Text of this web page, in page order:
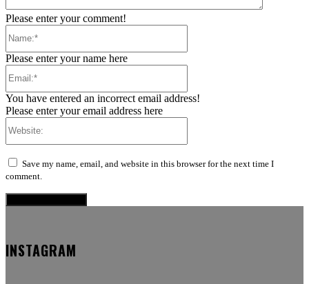
Please enter your comment!
Please enter your name here
You have entered an incorrect email address!
Please enter your email address here
Save my name, email, and website in this browser for the next time I
comment.
INSTAGRAM